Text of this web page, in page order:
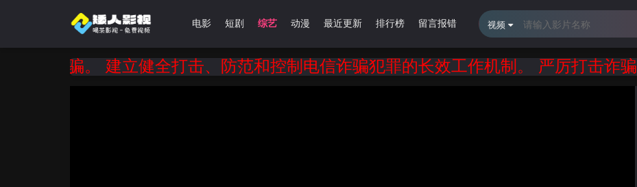
首页 电影 短剧 综艺 动漫 最近更新 排行榜 留言报错 视频
骗。 建立健全打击、防范和控制电信诈骗犯罪的长效工作机制。 严厉打击诈